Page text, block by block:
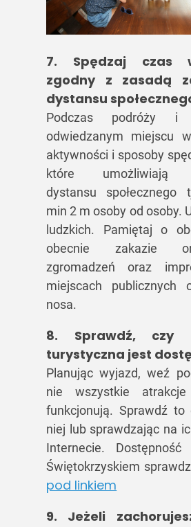
7. Spędzaj czas
zgodny z zasadą
dystansu
Podczas podróży
odwiedzanym miejscu
aktywności i sposoby
które umożliwiają
dystansu społecznego
min 2 m osoby od osoby.
ludzkich. Pamiętaj o
obecnie zakazie
zgromadzeń oraz
miejscach publicznych
nosa.
8. Sprawdź,
turystyczna jest
Planując wyjazd, weź
nie wszystkie atrakcje
funkcjonują. Sprawdź to
niej lub sprawdzając na
Internecie.
Świętokrzyskiem
pod linkiem
9. Jeżeli